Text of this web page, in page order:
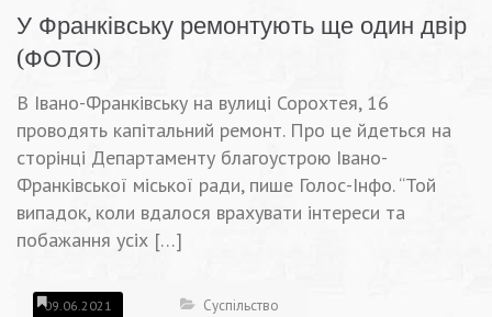
У Франківську ремонтують ще один двір
(ФОТО)
В Івано-Франківську на вулиці Сорохтея, 16
проводять капітальний ремонт. Про це йдеться на
сторінці Департаменту благоустрою Івано-
Франківської міської ради, пише Голос-Інфо. “Той
випадок, коли вдалося врахувати інтереси та
побажання усіх […]
09.06.2021 Суспільство